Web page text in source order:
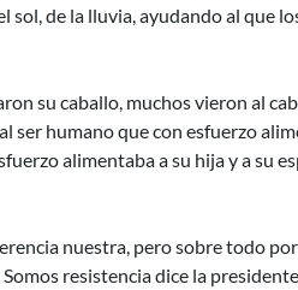
sol, de la lluvia, ayudando al que
su caballo, muchos vieron al
ser humano que con esfuerzo
alimentaba a su hija y a su
nuestra, pero sobre todo
resistencia dice la